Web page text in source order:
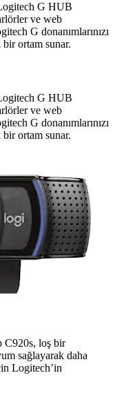
G HUB
ve web
G donanımlarınızı
ortam sunar.
G HUB
ve web
G donanımlarınızı
ortam sunar.
C920s, loş bir
sağlayarak daha
Logitech’in